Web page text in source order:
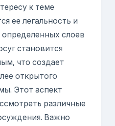
к теме
ее легальность и
слоев
становится
что создает
открытого
Этот аспект
различные
Важно